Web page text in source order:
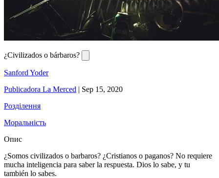
¿Civilizados o bárbaros?
Sanford Yoder
Publicadora La Merced | Sep 15, 2020
Розділення
Моральність
Опис
¿Somos civilizados o barbaros? ¿Cristianos o paganos? No requiere
mucha inteligencia para saber la respuesta. Dios lo sabe, y tu
también lo sabes.